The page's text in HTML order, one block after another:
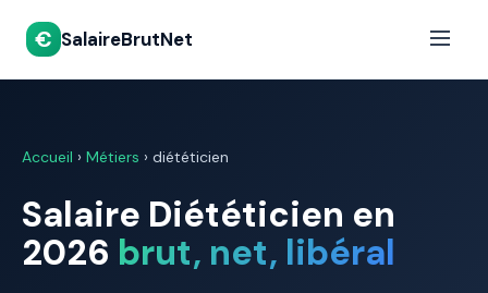
€ SalaireBrutNet
Accueil › Métiers › diététicien
Salaire Diététicien en
2026 brut, net, libéral